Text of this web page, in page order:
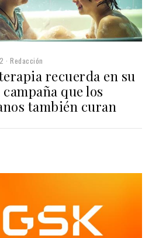
Redacción
recuerda en su
que los
también curan